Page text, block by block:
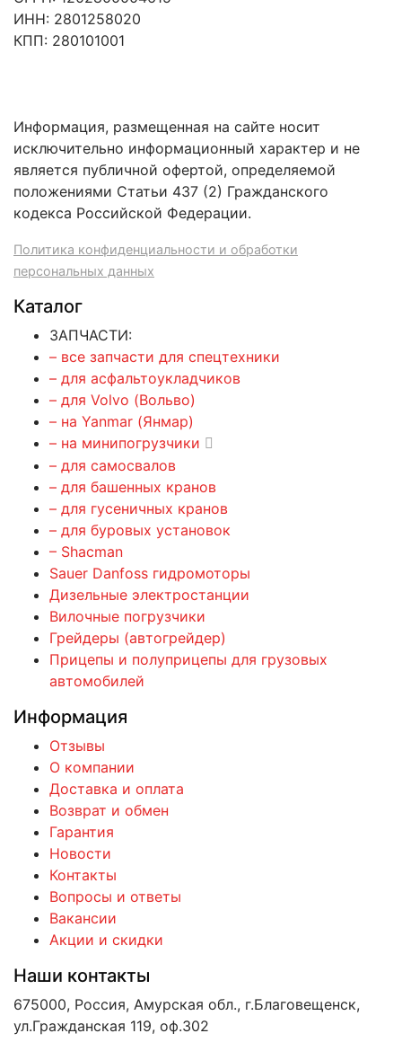
ИНН: 2801258020
КПП: 280101001
Информация, размещенная на сайте носит
исключительно информационный характер и не
является публичной офертой, определяемой
положениями Статьи 437 (2) Гражданского
кодекса Российской Федерации.
Политика конфиденциальности и обработки
персональных данных
Каталог
ЗАПЧАСТИ:
– все запчасти для спецтехники
– для асфальтоукладчиков
– для Volvo (Вольво)
– на Yanmar (Янмар)
– на минипогрузчики
– для самосвалов
– для башенных кранов
– для гусеничных кранов
– для буровых установок
– Shacman
Sauer Danfoss гидромоторы
Дизельные электростанции
Вилочные погрузчики
Грейдеры (автогрейдер)
Прицепы и полуприцепы для грузовых
автомобилей
Информация
Отзывы
О компании
Доставка и оплата
Возврат и обмен
Гарантия
Новости
Контакты
Вопросы и ответы
Вакансии
Акции и скидки
Наши контакты
675000, Россия, Амурская обл., г.Благовещенск,
ул.Гражданская 119, оф.302